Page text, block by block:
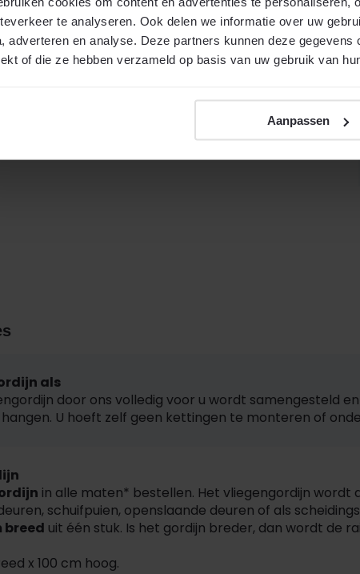
te analyseren. Ook delen we informatie over uw
adverteren en analyse. Deze partners kunnen deze
of die ze hebben verzameld op basis van uw gebruik van
Aanpassen
als
door ons volledig voor u wordt samengesteld
U hoeft zelf geen kettingen te monteren of
in alle maten* bestellen. Het vliegengordijn
schuifpuien, openslaande deuren of als
breed uit één stuk. Is het gordijn breder, dan wordt de
x 100 cm hoog.